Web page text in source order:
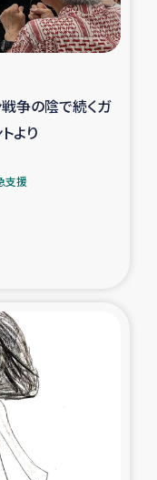
育支援事業
人への農業支援
共生
ク
興支援
日誌
争の陰で続くガ
より
支援